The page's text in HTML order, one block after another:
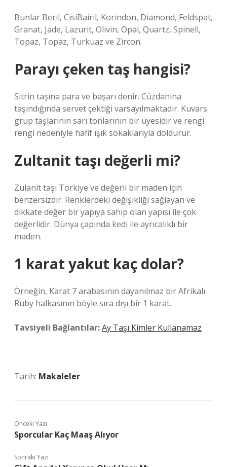
Bunlar Beril, CisiBairil, Korindon, Diamond, Feldspat,
Granat, Jade, Lazurit, Olivin, Opal, Quartz, Spinell,
Topaz, Topaz, Turkuaz ve Zircon.
Parayı çeken taş hangisi?
Sitrin taşına para ve başarı denir. Cüzdanına
taşındığında servet çektiği varsayılmaktadır. Kuvars
grup taşlarının sarı tonlarının bir üyesidir ve rengi
rengi nedeniyle hafif ışık sokaklarıyla doldurur.
Zultanit taşı değerli mi?
Zulanit taşı Torkiye ve değerli bir maden için
benzersizdir. Renklerdeki değişikliği sağlayan ve
dikkate değer bir yapıya sahip olan yapısı ile çok
değerlidir. Dünya çapında kedi ile ayrıcalıklı bir
maden.
1 karat yakut kaç dolar?
Örneğin, Karat 7 arabasının dayanılmaz bir Afrikalı
Ruby halkasının böyle sıra dışı bir 1 karat.
Tavsiyeli Bağlantılar:Ay Taşı Kimler Kullanamaz
Tarih: Makaleler
Önceki Yazı
Sporcular Kaç Maaş Alıyor
Sonraki Yazı